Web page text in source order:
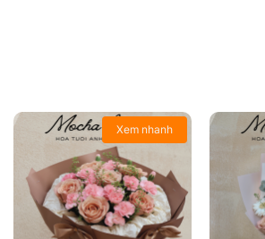
Xem nhanh